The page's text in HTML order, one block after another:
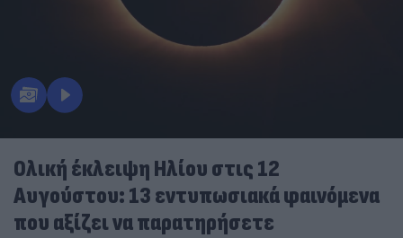
Ολική έκλειψη Ηλίου στις 12
Αυγούστου: 13 εντυπωσιακά φαινόμενα
που αξίζει να παρατηρήσετε